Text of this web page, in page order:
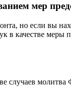
мер
но если вы
качестве меры
случаев